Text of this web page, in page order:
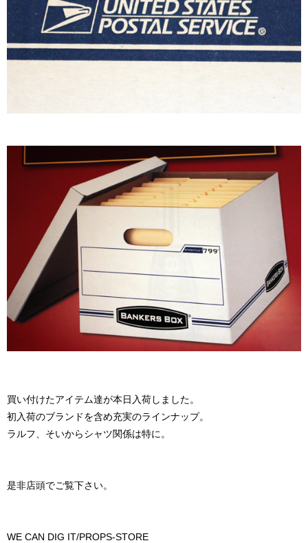
買い付けたアイテム達が本日入荷しました。
初入荷のブランドを含め充実のラインナップ。
ラルフ、そいからシャツ関係は特に。
是非店頭でご覧下さい。
WE CAN DIG IT/PROPS-STORE